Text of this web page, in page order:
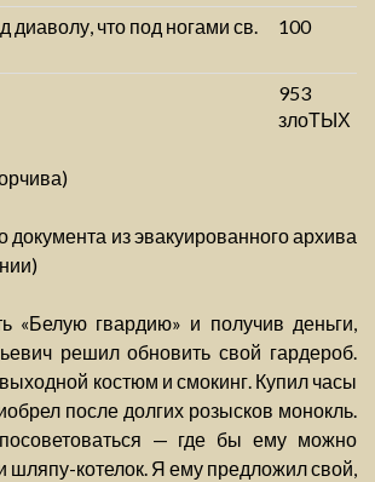
диаволу, что под ногами св.
100
953
злоТЫХ
документа из эвакуированного архива
«Белую гвардию» и получив деньги,
решил обновить свой гардероб.
костюм и смокинг. Купил часы
после долгих розысков монокль.
— где бы ему можно
шляпу-котелок. Я ему предложил свой,